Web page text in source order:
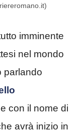
imminente
nel mondo
parlando
con il nome di
avrà inizio in